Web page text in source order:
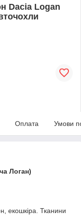
Dacia Logan
Оплата Умови
Логан)
екошкіра. Тканини